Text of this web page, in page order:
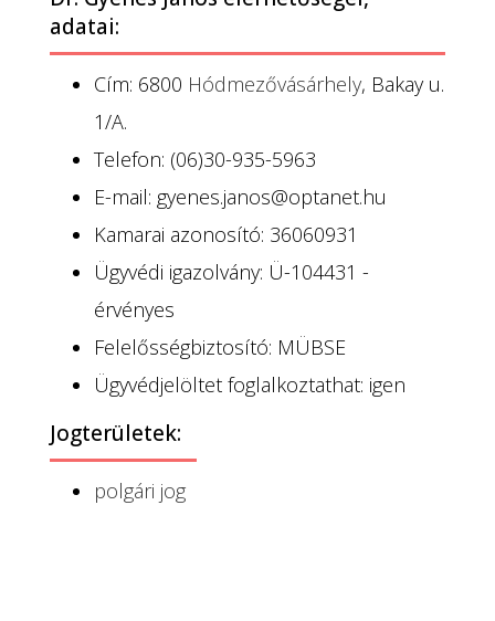
adatai:
Cím: 6800 Hódmezővásárhely, Bakay u.
1/A.
Telefon: (06)30-935-5963
E-mail: gyenes.janos@optanet.hu
Kamarai azonosító: 36060931
Ügyvédi igazolvány: Ü-104431 -
érvényes
Felelősségbiztosító: MÜBSE
Ügyvédjelöltet foglalkoztathat: igen
Jogterületek:
polgári jog